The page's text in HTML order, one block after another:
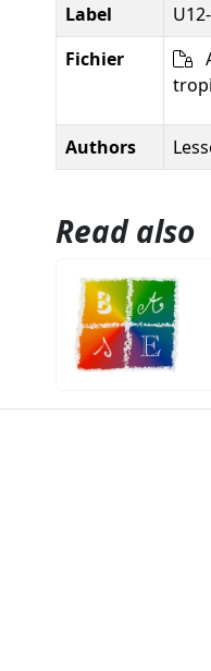
Label
Fichier
Authors
Read also